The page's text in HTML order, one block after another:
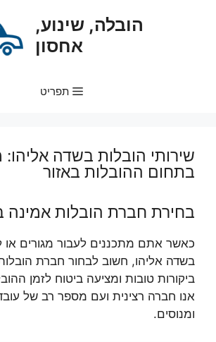
הובלה, שינוע,
אחסון
תפריט
שירותי הובלות בשדה
בתחום ההובלות באזור
בחירת חברת הובלות אמינה
כאשר אתם מתכננים לעבור מגורים או
בשדה אליהו, חשוב לבחור חברת
ביקורות טובות ומציעה ביטוח לזמן
אנו חברה רצינית ועם מספר רב של
ומנוסים.